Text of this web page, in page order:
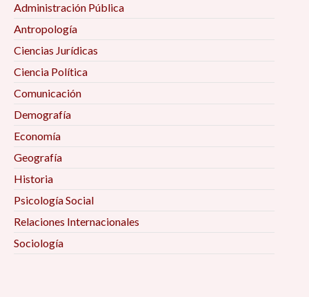
Administración Pública
Antropología
Ciencias Jurídicas
Ciencia Política
Comunicación
Demografía
Economía
Geografía
Historia
Psicología Social
Relaciones Internacionales
Sociología